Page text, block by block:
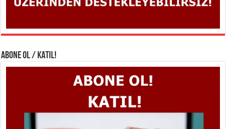
ABONE OL / KATIL!